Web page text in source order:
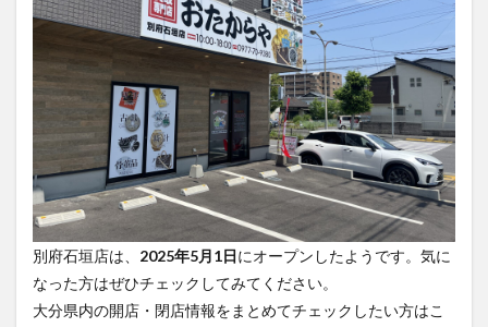
別府石垣店は、 2025年5月1日にオープンしたようです。気に
なった方はぜひチェックしてみてください。
大分県内の開店・閉店情報をまとめてチェックしたい方はこ